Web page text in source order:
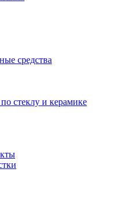
средства
стеклу и керамике